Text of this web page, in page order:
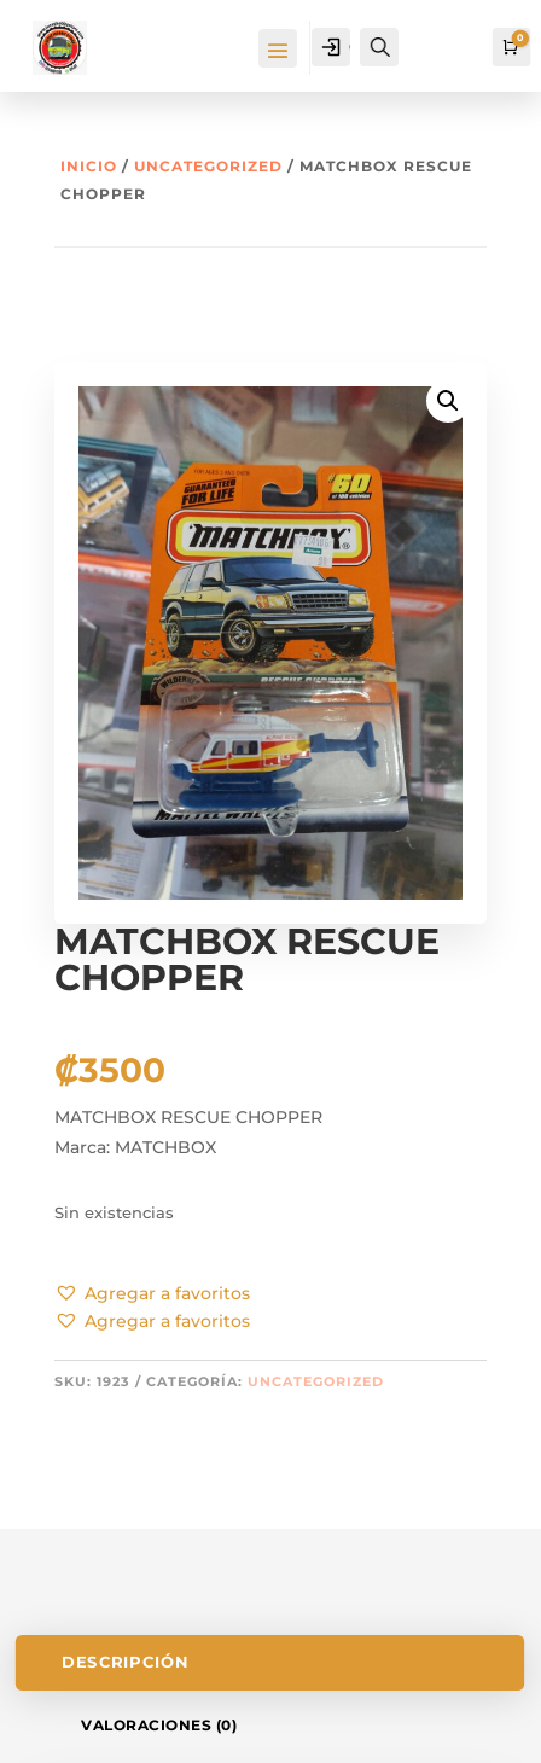
Cuenta 0
INICIO / UNCATEGORIZED / MATCHBOX RESCUE
CHOPPER
MATCHBOX RESCUE
CHOPPER
₡3500
MATCHBOX RESCUE CHOPPER
Marca: MATCHBOX
Sin existencias
Agregar a favoritos
Agregar a favoritos
SKU: 1923 CATEGORÍA: UNCATEGORIZED
DESCRIPCIÓN
VALORACIONES (0)